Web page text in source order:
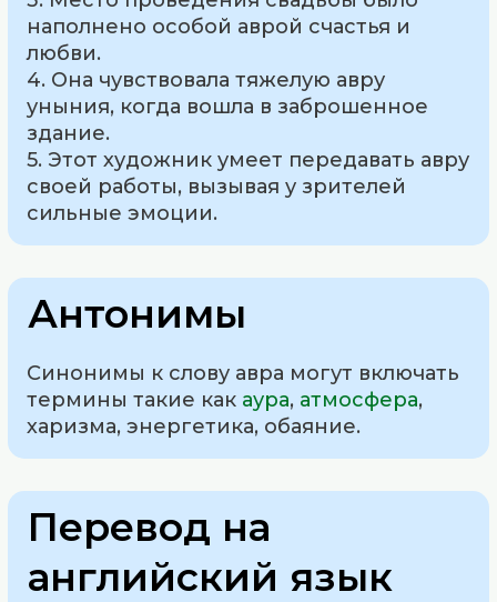
наполнено особой аврой счастья и
любви.
4. Она чувствовала тяжелую авру
уныния, когда вошла в заброшенное
здание.
5. Этот художник умеет передавать авру
своей работы, вызывая у зрителей
сильные эмоции.
Антонимы
Синонимы к слову авра могут включать
термины такие как аура, атмосфера,
харизма, энергетика, обаяние.
Перевод на
английский язык